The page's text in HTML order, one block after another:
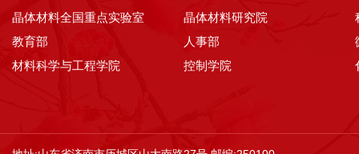
晶体材料全国重点实验室 晶体材料研究院
教育部
人事部
材料科学与工程学院
控制学院